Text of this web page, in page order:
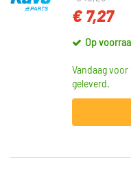
€ 7,27
Op
Vandaag
geleverd.